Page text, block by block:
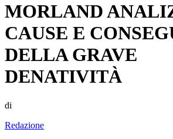
MORLAND
CAUSE E
DELLA GRAVE
DENATIVITÀ
di
Redazione